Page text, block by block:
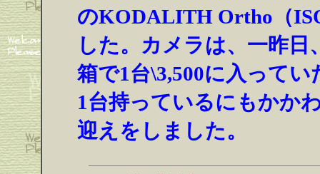
のKODALITH Ortho（
した。カメラは、一昨
箱で1台\3,500に入って
1台持っているにもかか
迎えをしました。